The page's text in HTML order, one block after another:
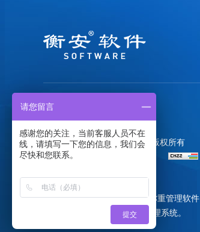
郑州金恒电子技术有限公司
版权所有
备案号：
衡安主营产品：称重软件， 称重管理软件
电子磅称重软件，地磅称重管理系统。
请您留言
感谢您的关注，当前客服人员不在
线，请填写一下您的信息，我们会
尽快和您联系。
提交